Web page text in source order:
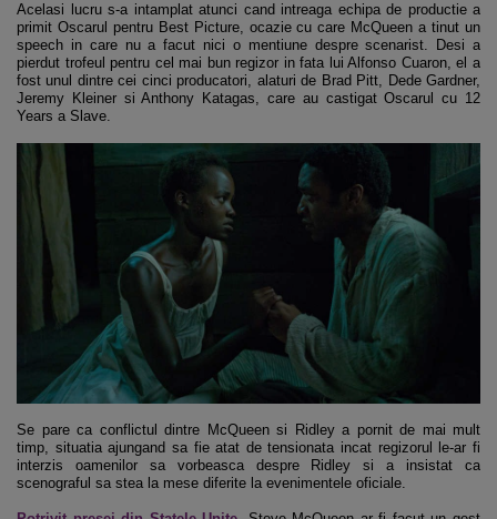
Acelasi lucru s-a intamplat atunci cand intreaga echipa de productie a
primit Oscarul pentru Best Picture, ocazie cu care McQueen a tinut un
speech in care nu a facut nici o mentiune despre scenarist. Desi a
pierdut trofeul pentru cel mai bun regizor in fata lui Alfonso Cuaron, el a
fost unul dintre cei cinci producatori, alaturi de Brad Pitt, Dede Gardner,
Jeremy Kleiner si Anthony Katagas, care au castigat Oscarul cu 12
Years a Slave.
Se pare ca conflictul dintre McQueen si Ridley a pornit de mai mult
timp, situatia ajungand sa fie atat de tensionata incat regizorul le-ar fi
interzis oamenilor sa vorbeasca despre Ridley si a insistat ca
scenograful sa stea la mese diferite la evenimentele oficiale.